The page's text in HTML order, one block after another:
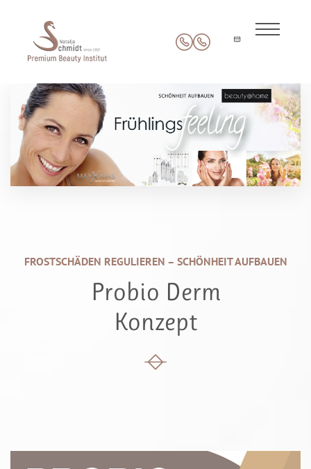
FROSTSCHÄDEN REGULIEREN – SCHÖNHEIT AUFBAUEN
Probio Derm
Konzept